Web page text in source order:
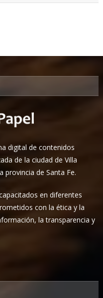
digital de contenidos
de la ciudad de Villa
provincia de Santa Fe.
en diferentes
con la ética y la
la transparencia y